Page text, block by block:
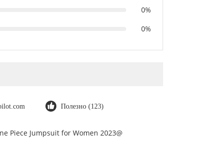
0%
0%
Полезно (123)
Piece Jumpsuit for Women 2023@